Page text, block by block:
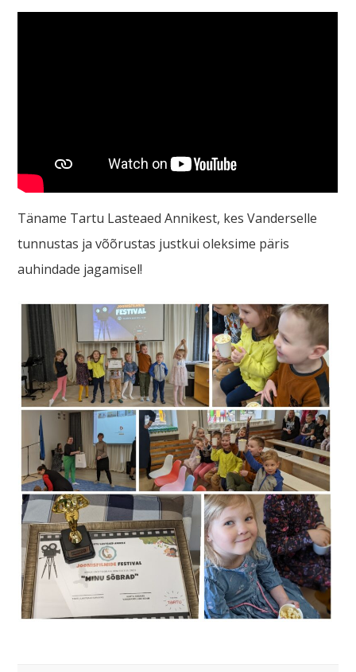
Täname Tartu Lasteaed Annikest, kes Vanderselle
tunnustas ja võõrustas justkui oleksime päris
auhindade jagamisel!